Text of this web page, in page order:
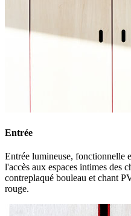
Entrée
Entrée lumineuse, fonctionnelle
l'accès aux espaces intimes des
contreplaqué bouleau et chant
rouge.